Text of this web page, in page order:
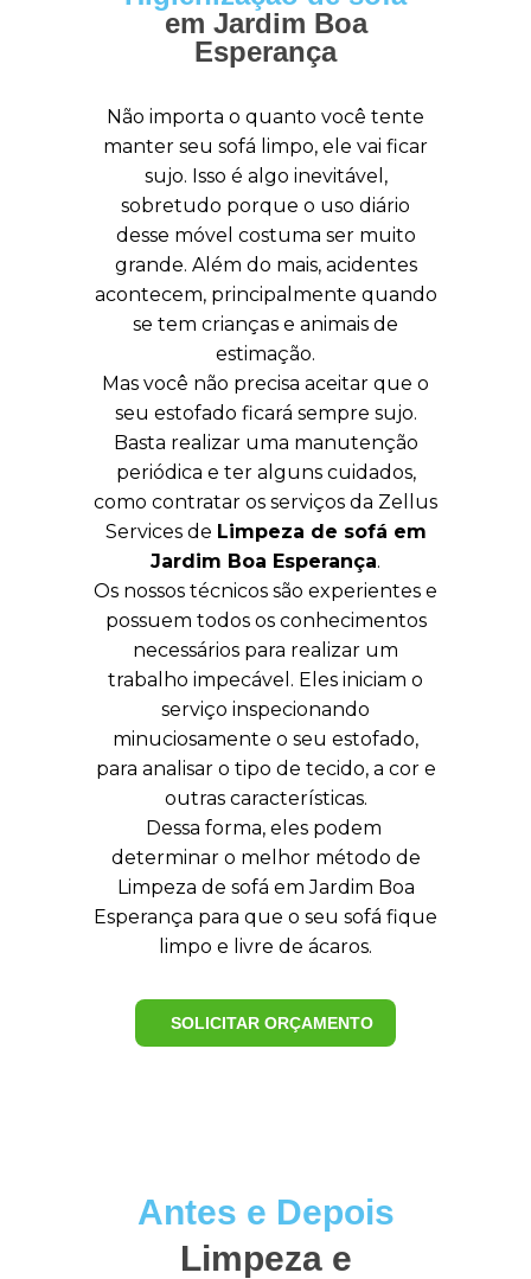
em Jardim Boa
Esperança
Não importa o quanto você tente
manter seu sofá limpo, ele vai ficar
sujo. Isso é algo inevitável,
sobretudo porque o uso diário
desse móvel costuma ser muito
grande. Além do mais, acidentes
acontecem, principalmente quando
se tem crianças e animais de
estimação.
Mas você não precisa aceitar que o
seu estofado ficará sempre sujo.
Basta realizar uma manutenção
periódica e ter alguns cuidados,
como contratar os serviços da Zellus
Services de Limpeza de sofá em
Jardim Boa Esperança.
Os nossos técnicos são experientes e
possuem todos os conhecimentos
necessários para realizar um
trabalho impecável. Eles iniciam o
serviço inspecionando
minuciosamente o seu estofado,
para analisar o tipo de tecido, a cor e
outras características.
Dessa forma, eles podem
determinar o melhor método de
Limpeza de sofá em Jardim Boa
Esperança para que o seu sofá fique
limpo e livre de ácaros.
SOLICITAR ORÇAMENTO
Antes e Depois
Limpeza e